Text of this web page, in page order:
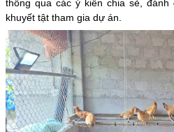
thông qua các ý kiến chia sẻ,
khuyết tật tham gia dự án.